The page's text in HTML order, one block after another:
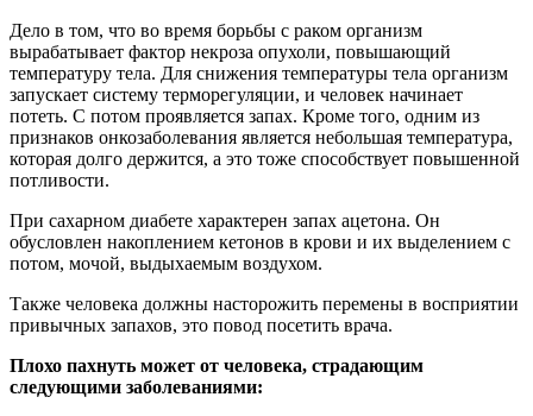
Дело в том, что во время борьбы с раком организм
вырабатывает фактор некроза опухоли, повышающий
температуру тела. Для снижения температуры тела организм
запускает систему терморегуляции, и человек начинает
потеть. С потом проявляется запах. Кроме того, одним из
признаков онкозаболевания является небольшая температура,
которая долго держится, а это тоже способствует повышенной
потливости.
При сахарном диабете характерен запах ацетона. Он
обусловлен накоплением кетонов в крови и их выделением с
потом, мочой, выдыхаемым воздухом.
Также человека должны насторожить перемены в восприятии
привычных запахов, это повод посетить врача.
Плохо пахнуть может от человека, страдающим
следующими заболеваниями: